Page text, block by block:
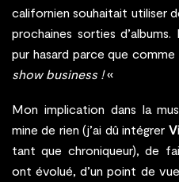
californien souhaitait utiliser
prochaines sorties
pur hasard parce que
show business !«
Mon implication dans la
mine de rien (j’ai dû intégrer
tant que chroniqueur), de
ont évolué, d’un point de